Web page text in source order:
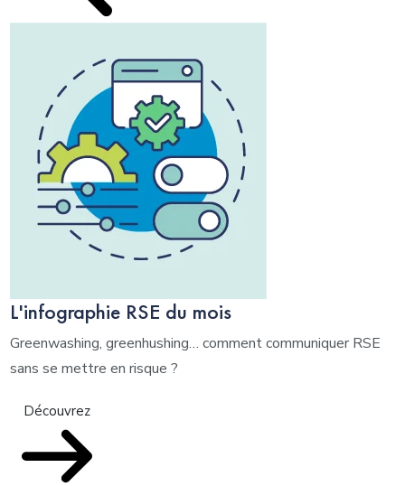
L'infographie RSE du mois
Greenwashing, greenhushing… comment communiquer RSE
sans se mettre en risque ?
Découvrez